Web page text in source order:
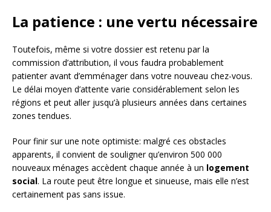
La patience : une vertu nécessaire
Toutefois, même si votre dossier est retenu par la
commission d’attribution, il vous faudra probablement
patienter avant d’emménager dans votre nouveau chez-vous.
Le délai moyen d’attente varie considérablement selon les
régions et peut aller jusqu’à plusieurs années dans certaines
zones tendues.
Pour finir sur une note optimiste: malgré ces obstacles
apparents, il convient de souligner qu’environ 500 000
nouveaux ménages accèdent chaque année à un logement
social. La route peut être longue et sinueuse, mais elle n’est
certainement pas sans issue.